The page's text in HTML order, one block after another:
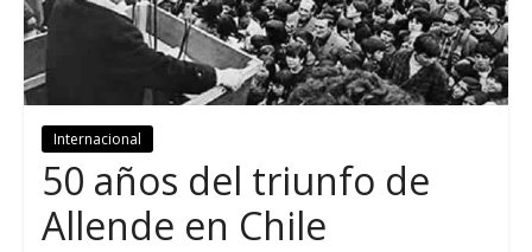
Internacional
50 años del triunfo de
Allende en Chile